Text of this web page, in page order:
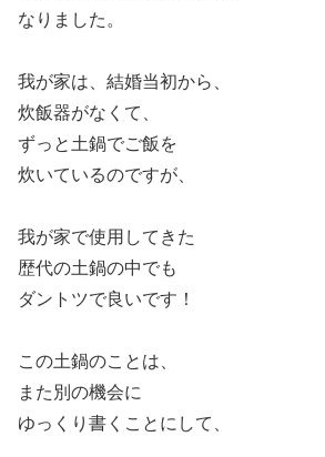
なりました。
我が家は、結婚当初から、
炊飯器がなくて、
ずっと土鍋でご飯を
炊いているのですが、
我が家で使用してきた
歴代の土鍋の中でも
ダントツで良いです！
この土鍋のことは、
また別の機会に
ゆっくり書くことにして、